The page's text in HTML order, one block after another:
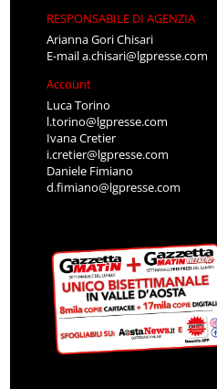
RESPONSABILE DI AGENZIA
Arianna Gori Chisari
E-maila.chisari@lgpresse.com
Account
Luca Torino
l.torino@lgpresse.com
Ivana Cretier
i.cretier@lgpresse.com
Daniele Fimiano
d.fimiano@lgpresse.com